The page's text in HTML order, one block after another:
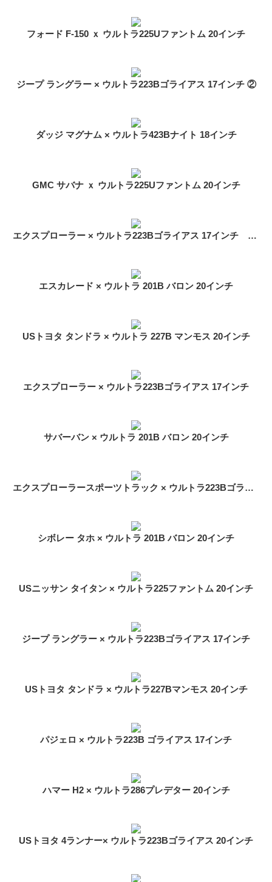
フォード F-150 ｘ ウルトラ225Uファントム 20インチ
ジープ ラングラー × ウルトラ223Bゴライアス 17インチ ②
ダッジ マグナム × ウルトラ423Bナイト 18インチ
GMC サバナ ｘ ウルトラ225Uファントム 20インチ
エクスプローラー × ウルトラ223Bゴライアス 17インチ 装着イメージ
エスカレード × ウルトラ 201B バロン 20インチ
USトヨタ タンドラ × ウルトラ 227B マンモス 20インチ
エクスプローラー × ウルトラ223Bゴライアス 17インチ
サバーバン × ウルトラ 201B バロン 20インチ
エクスプローラースポーツトラック × ウルトラ223Bゴライアス 17インチ
シボレー タホ × ウルトラ 201B バロン 20インチ
USニッサン タイタン × ウルトラ225ファントム 20インチ
ジープ ラングラー × ウルトラ223Bゴライアス 17インチ
USトヨタ タンドラ × ウルトラ227Bマンモス 20インチ
パジェロ × ウルトラ223B ゴライアス 17インチ
ハマー H2 × ウルトラ286プレデター 20インチ
USトヨタ 4ランナー× ウルトラ223Bゴライアス 20インチ